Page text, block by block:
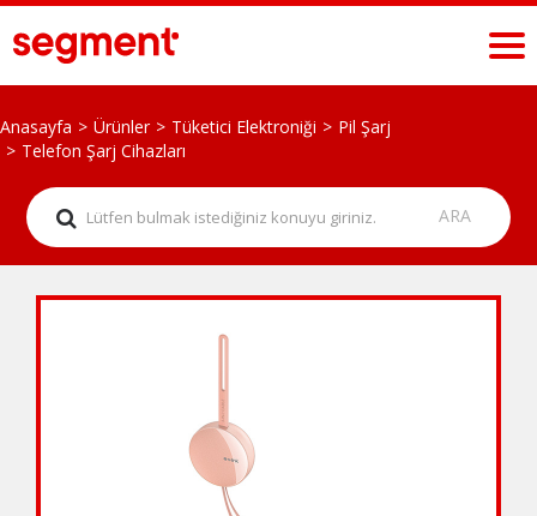
Anasayfa Ürünler Tüketici Elektroniği
Pil Şarj
Telefon Şarj Cihazları